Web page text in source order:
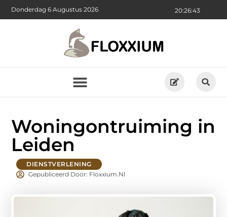
20:26:45
Donderdag 6 Augustus 2026
Woningontruiming in
Leiden
DIENSTVERLENING
Gepubliceerd Door: Floxxium.nl